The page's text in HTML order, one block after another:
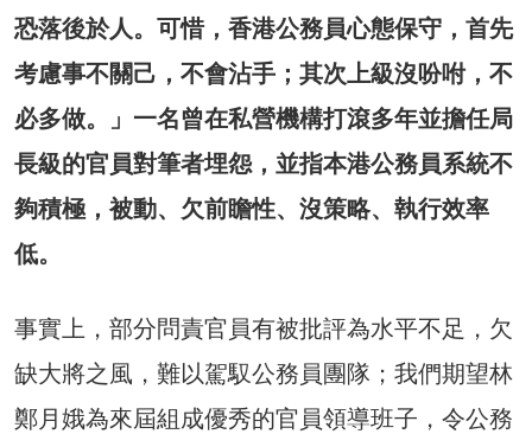
恐落後於人。可惜，香港公務員心態保守，首先
考慮事不關己，不會沾手；其次上級沒吩咐，不
必多做。」一名曾在私營機構打滾多年並擔任局
長級的官員對筆者埋怨，並指本港公務員系統不
夠積極，被動、欠前瞻性、沒策略、執行效率
低。
事實上，部分問責官員有被批評為水平不足，欠
缺大將之風，難以駕馭公務員團隊；我們期望林
鄭月娥為來屆組成優秀的官員領導班子，令公務